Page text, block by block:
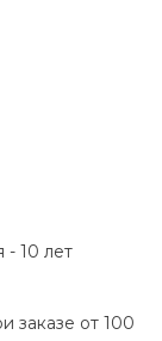
- 10 лет
заказе от 100